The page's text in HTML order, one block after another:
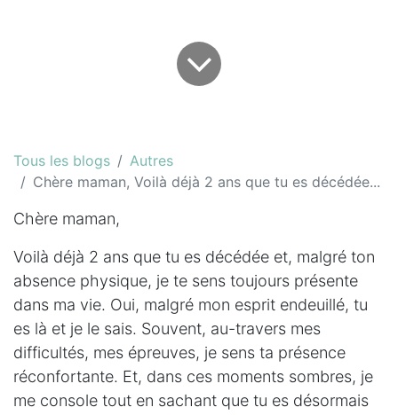
Tous les blogs
Autres
Chère maman, Voilà déjà 2 ans que tu es décédée...
Chère maman,
Voilà déjà 2 ans que tu es décédée et, malgré ton
absence physique, je te sens toujours présente
dans ma vie. Oui, malgré mon esprit endeuillé, tu
es là et je le sais. Souvent, au-travers mes
difficultés, mes épreuves, je sens ta présence
réconfortante. Et, dans ces moments sombres, je
me console tout en sachant que tu es désormais